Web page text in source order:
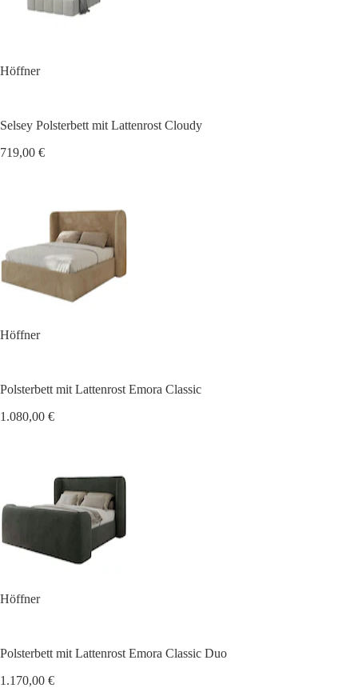
Höffner
Selsey Polsterbett mit Lattenrost Cloudy
719,00 €
Höffner
Polsterbett mit Lattenrost Emora Classic
1.080,00 €
Höffner
Polsterbett mit Lattenrost Emora Classic Duo
1.170,00 €